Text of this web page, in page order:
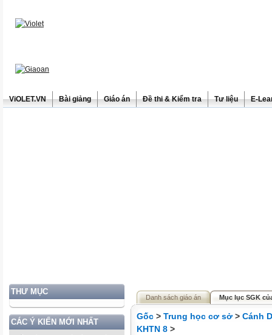
ViOLET.VN Bài giảng Giáo án Đề thi & Kiểm tra Tư liệu E-
THƯ MỤC
CÁC Ý KIẾN MỚI NHẤT
Danh sách giáo án Mục lục SGK
Gốc > Trung học cơ sở > Cánh
KHTN 8 >